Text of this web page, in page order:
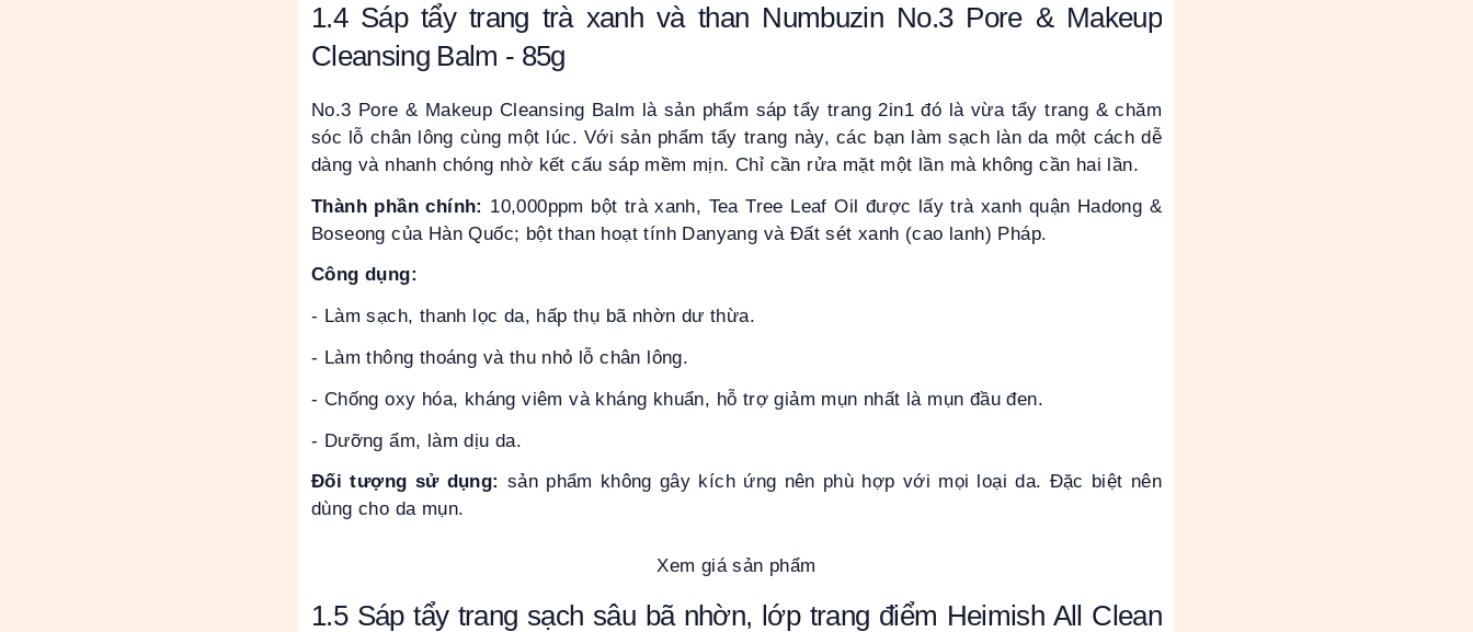
1.4 Sáp tẩy trang trà xanh và than Numbuzin No.3 Pore & Makeup
Cleansing Balm - 85g
No.3 Pore & Makeup Cleansing Balm là sản phẩm sáp tẩy trang 2in1 đó là vừa tẩy trang & chăm
sóc lỗ chân lông cùng một lúc. Với sản phẩm tẩy trang này, các bạn làm sạch làn da một cách dễ
dàng và nhanh chóng nhờ kết cấu sáp mềm mịn. Chỉ cần rửa mặt một lần mà không cần hai lần.
Thành phần chính: 10,000ppm bột trà xanh, Tea Tree Leaf Oil được lấy trà xanh quận Hadong &
Boseong của Hàn Quốc; bột than hoạt tính Danyang và Đất sét xanh (cao lanh) Pháp.
Công dụng:
- Làm sạch, thanh lọc da, hấp thụ bã nhờn dư thừa.
- Làm thông thoáng và thu nhỏ lỗ chân lông.
- Chống oxy hóa, kháng viêm và kháng khuẩn, hỗ trợ giảm mụn nhất là mụn đầu đen.
- Dưỡng ẩm, làm dịu da.
Đối tượng sử dụng: sản phẩm không gây kích ứng nên phù hợp với mọi loại da. Đặc biệt nên
dùng cho da mụn.
Xem giá sản phẩm
1.5 Sáp tẩy trang sạch sâu bã nhờn, lớp trang điểm Heimish All Clean